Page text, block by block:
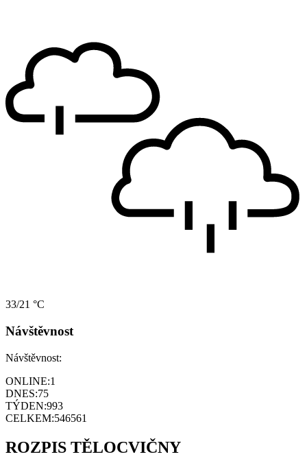
33/21 °C
Návštěvnost
Návštěvnost:
ONLINE:1
DNES:75
TÝDEN:993
CELKEM:546561
ROZPIS TĚLOCVIČNY